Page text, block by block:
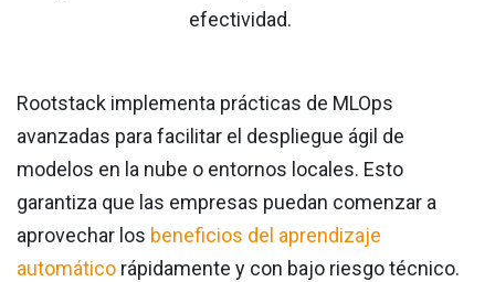
efectividad.
Rootstack implementa prácticas de MLOps
avanzadas para facilitar el despliegue ágil de
modelos en la nube o entornos locales. Esto
garantiza que las empresas puedan comenzar a
aprovechar los beneficios del aprendizaje
automático rápidamente y con bajo riesgo técnico.